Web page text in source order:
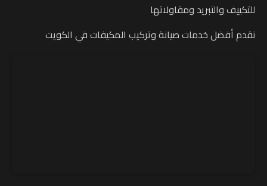
للتكييف والتبريد ومقاولاتها
نقدم أفضل خدمات صيانة وتركيب المكيفات في الكويت